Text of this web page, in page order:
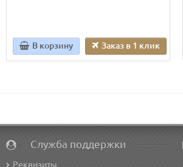
В корзину Заказ в 1 клик
Служба поддержки
Реквизиты